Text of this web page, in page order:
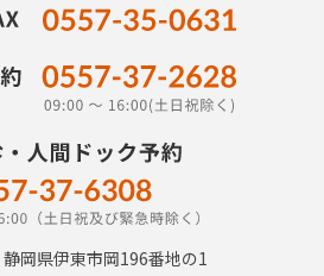
静岡県伊東市岡196番地の1